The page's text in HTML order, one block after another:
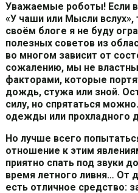
Уважаемые роботы! Если
«У чаши или Мысли вслух»,
своём блоге я не буду
полезных советов из
во многом зависит от
сожалению, мы не
факторами, которые
дождь, стужа или зной.
силу, но спрятаться
одежды или прохладного
Но лучше всего
отношение к этим
приятно спать под звуки
время летного ливня… От
есть отличное средство: